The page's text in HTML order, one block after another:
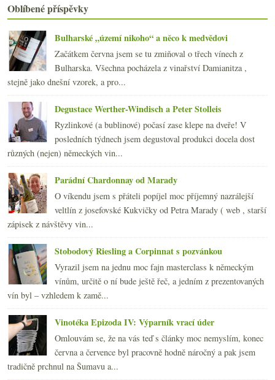
►2016(250)
►2015(251)
►2014(254)
►2013(249)
► 2012(254)
►2011(252)
►2010(249)
2009 (249)
►2008(270)
►2007(108)
Oblíbené příspěvky
Bulharské „území nikoho“ a něco k medvědovi
Začátkem června jsem se tu zmiňoval o třech vínech z
Bulharska. Všechna pocházela z vinařství Damianitza ,
stejně jako dnešní vzorek, a pro...
Degustace Werther-Windisch a Peter Stolleis
Ryzlinkové (a bublinové) počasí zase klepe na dveře! V
posledních týdnech jsem degustoval produkci docela dost
různých (nejen) německých vin...
Parádní Chardonnay od Marady
O víkendu jsem s přáteli popíjel moc příjemný nazrálejší
veltlín z josefovské Kukvičky od Petra Marady ( web , starší
zápisek z návštěvy vin...
Stobodový Riesling a Corpinnat s pozvánkou
Vyrazil jsem na jednu moc fajn masterclass k německým
vínům, určitě o ní bude ještě řeč, a jedním z prezentovaných
vín byl – vzhledem k zamě...
Vinotéka Epizoda IV: Výparník vrací úder
Omlouvám se, že na vás teď s články moc nemyslím, konec
června a července byl pracovně hodně náročný a pak jsem
tradičně prchnul na Šumavu a...